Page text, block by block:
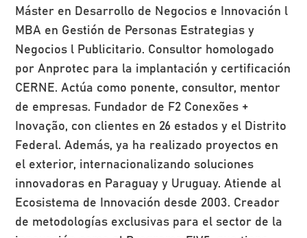
Máster en Desarrollo de Negocios e Innovación l
MBA en Gestión de Personas Estrategias y
Negocios l Publicitario. Consultor homologado
por Anprotec para la implantación y certificación
CERNE. Actúa como ponente, consultor, mentor
de empresas. Fundador de F2 Conexões +
Inovação, con clientes en 26 estados y el Distrito
Federal. Además, ya ha realizado proyectos en
el exterior, internacionalizando soluciones
innovadoras en Paraguay y Uruguay. Atiende al
Ecosistema de Innovación desde 2003. Creador
de metodologías exclusivas para el sector de la